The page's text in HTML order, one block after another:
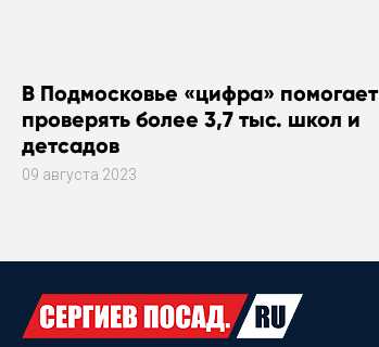
В Подмосковье «цифра» помогает
проверять более 3,7 тыс. школ и
детсадов
09 августа 2023